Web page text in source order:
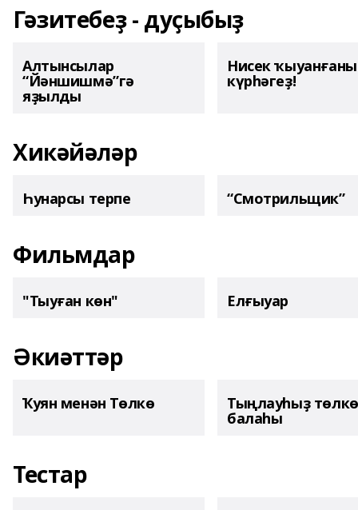
Гәзитебеҙ - дуҫыбыҙ
Алтынсылар
“Йәншишмә”гә
яҙылды
Нисек
күрһәгеҙ!
Хикәйәләр
Һунарсы терпе “Смотрильщик”
Фильмдар
"Тыуған көн" Елғыуар
Әкиәттәр
Ҡуян менән Төлкө Тыңлауһыҙ төлкө
балаһы
Тестар